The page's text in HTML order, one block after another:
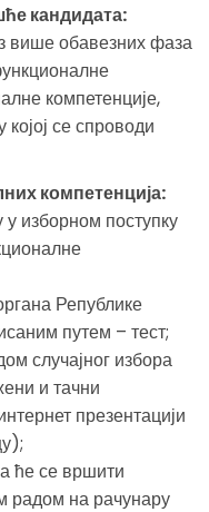
кандидата:
више обавезних фаза
компетенције,
се спроводи
компетенција:
у изборном поступку
Републике
путем – тест;
случајног избора
и тачни
презентацији
ће се вршити
радом на рачунару